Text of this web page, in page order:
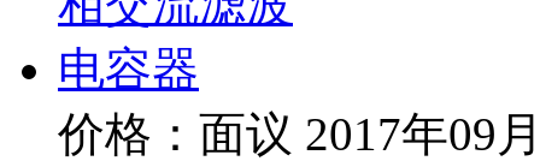
价格：面议 2017年09